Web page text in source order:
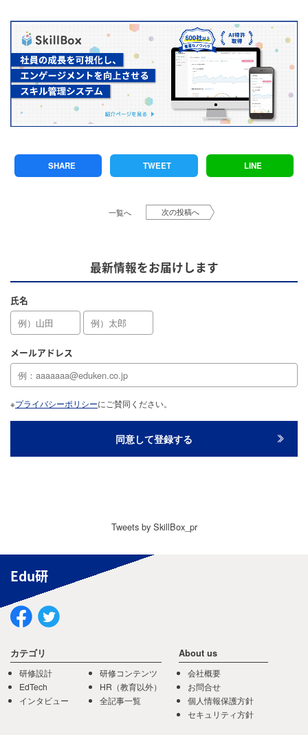
SHARE TWEET LINE
一覧へ 次の投稿へ
最新情報をお届けします
氏名
メールアドレス
※プライバシーポリシーにご賛同ください。
Tweets by SkillBox_pr
Edu研
カテゴリ
研修設計
EdTech
インタビュー
研修コンテンツ
HR（教育以外）
全記事一覧
About us
会社概要
お問合せ
個人情報保護方針
セキュリティ方針